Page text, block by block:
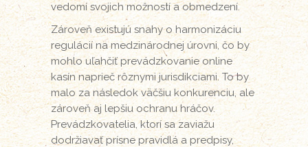
vedomí svojich možností a obmedzení.
Zároveň existujú snahy o harmonizáciu
regulácií na medzinárodnej úrovni, čo by
mohlo uľahčiť prevádzkovanie online
kasín naprieč rôznymi jurisdikciami. To by
malo za následok väčšiu konkurenciu, ale
zároveň aj lepšiu ochranu hráčov.
Prevádzkovatelia, ktorí sa zaviažu
dodržiavať prísne pravidlá a predpisy,